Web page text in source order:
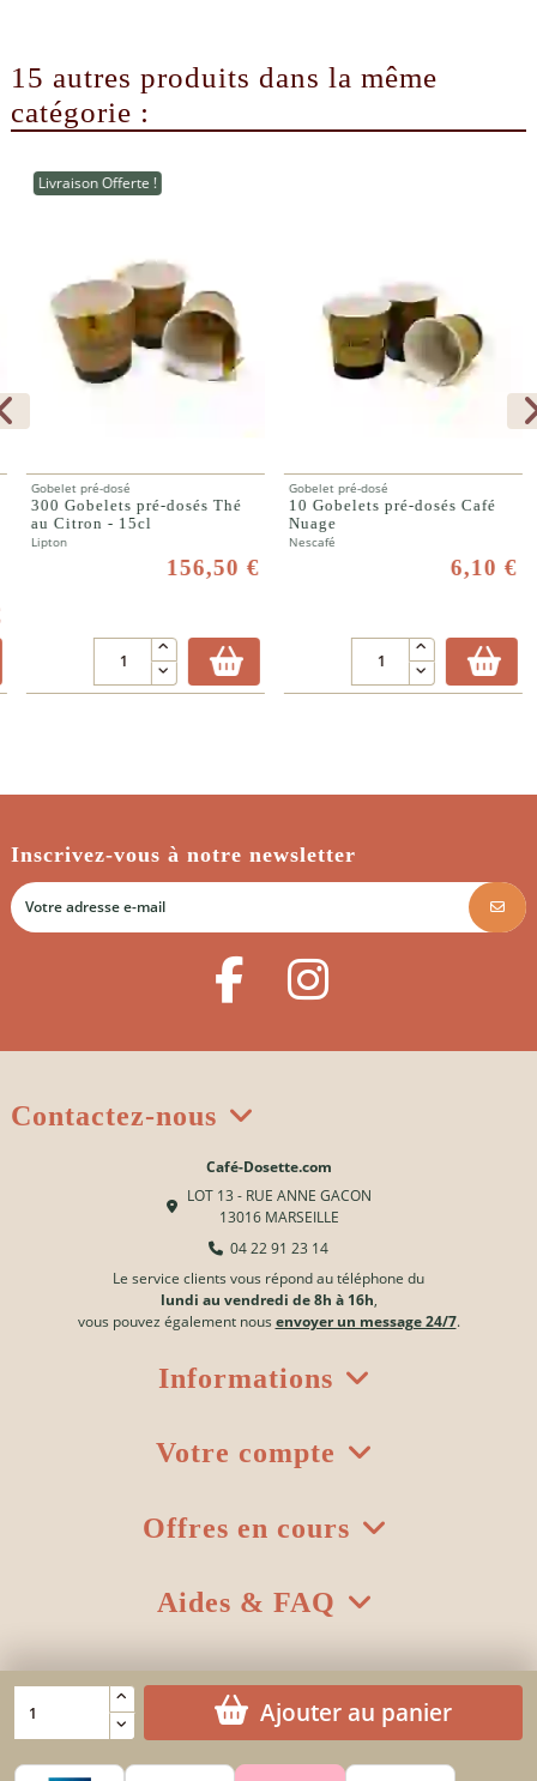
Ajouter au panier
15 autres produits dans la même
catégorie :
Livraison Offerte !
Gobelet pré-dosé
300 Gobelets pré-dosés Thé
au Citron - 15cl
Lipton
156,50 €
Gobelet pré-dosé
10 Gobelets pré-dosés Café
Nuage
Nescafé
6,10 €
Inscrivez-vous à notre newsletter
Contactez-nous
Café-Dosette.com
LOT 13 - RUE ANNE GACON
13016 MARSEILLE
04 22 91 23 14
Le service clients vous répond au téléphone du
lundi au vendredi de 8h à 16h,
vous pouvez également nous envoyer un message 24/7.
Informations
Votre compte
Offres en cours
Aides & FAQ